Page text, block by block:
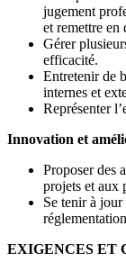
jugement
et remettre en
Gérer
efficacité.
Entretenir de
internes et
Représenter
Innovation et
Proposer des
projets et aux
Se tenir à
EXIGENCES ET